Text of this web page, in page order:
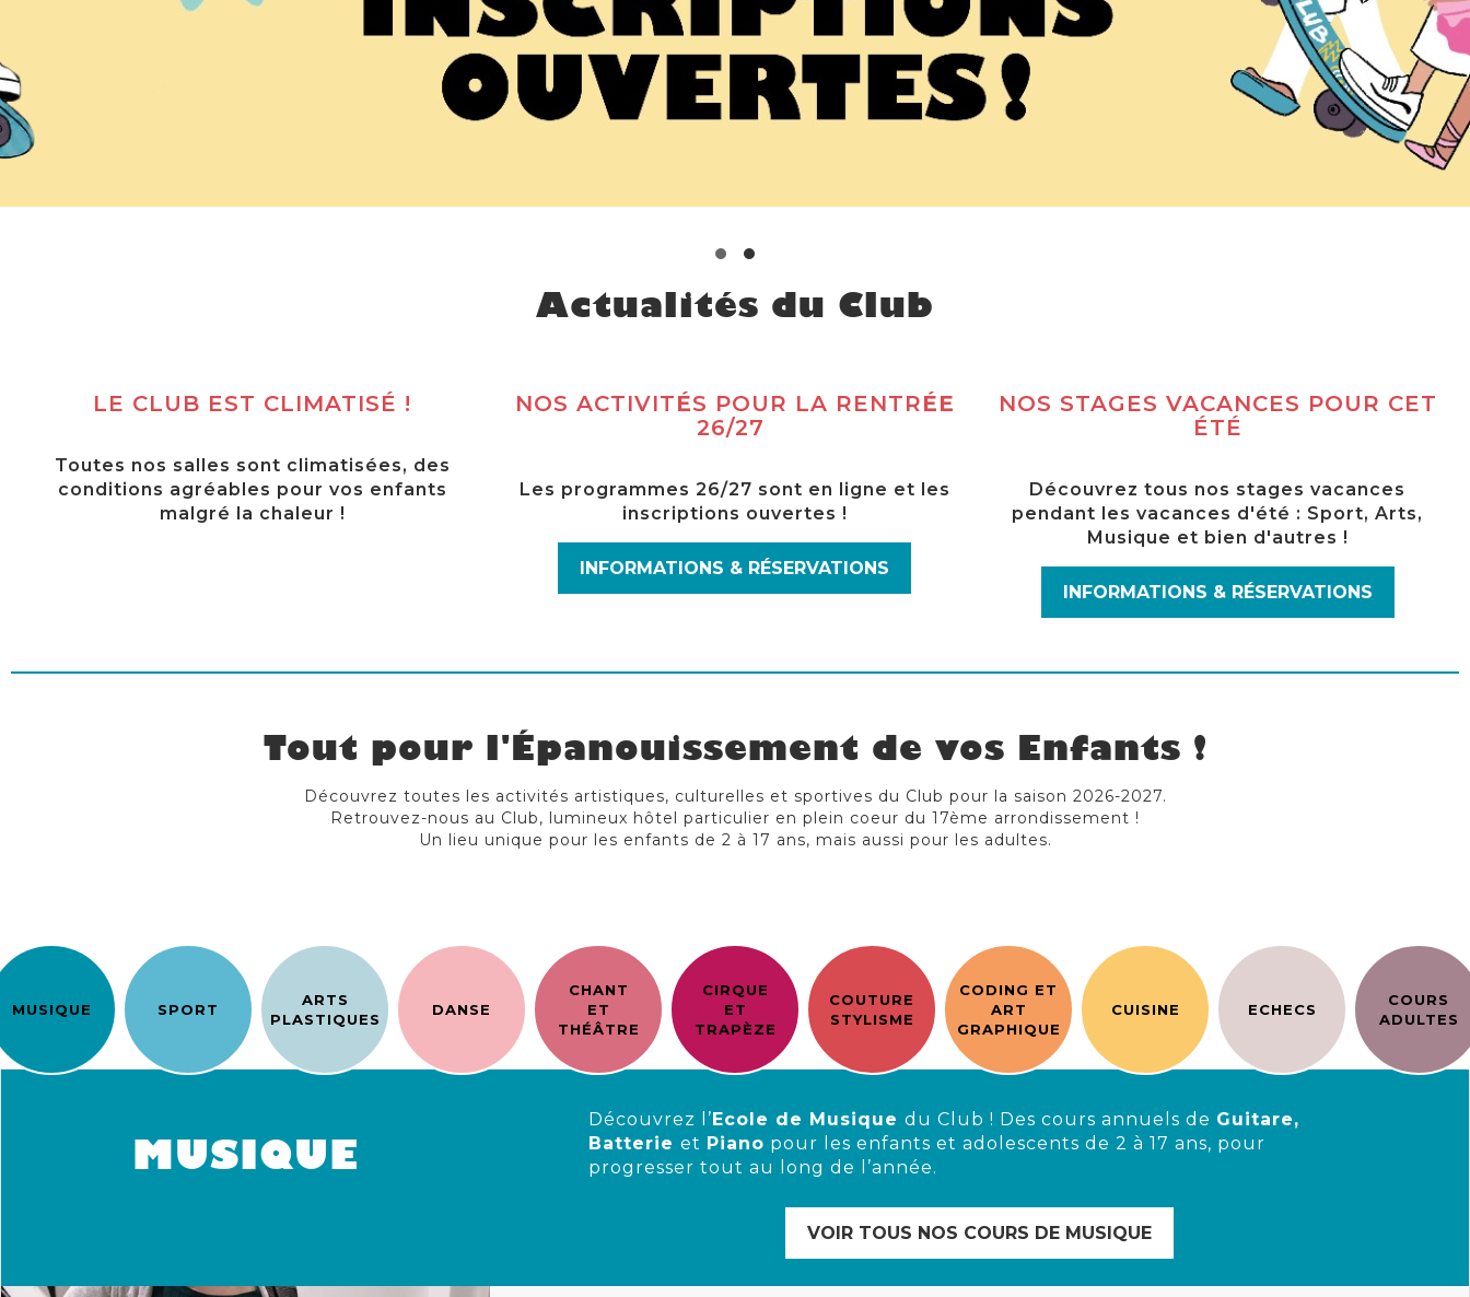
Actualités du Club
LE CLUB EST CLIMATISÉ !
Toutes nos salles sont climatisées, des
conditions agréables pour vos enfants
malgré la chaleur !
NOS ACTIVITÉS POUR LA RENTRÉE
26/27
Les programmes 26/27 sont en ligne et les
inscriptions ouvertes !
INFORMATIONS & RÉSERVATIONS
NOS STAGES VACANCES POUR CET
ÉTÉ
Découvrez tous nos stages vacances
pendant les vacances d'été : Sport, Arts,
Musique et bien d'autres !
INFORMATIONS & RÉSERVATIONS
Tout pour l'Épanouissement de vos Enfants !
Découvrez toutes les activités artistiques, culturelles et sportives du Club pour la saison 2026-2027.
Retrouvez-nous au Club, lumineux hôtel particulier en plein coeur du 17ème arrondissement !
Un lieu unique pour les enfants de 2 à 17 ans, mais aussi pour les adultes.
MUSIQUE SPORT
ARTS
PLASTIQUES
DANSE
CHANT
ET
THÉÂTRE
CIRQUE
ET
TRAPÈZE
COUTURE
STYLISME
CODING ET
ART
GRAPHIQUE
CUISINE ECHECS
COURS
ADULTES
MUSIQUE
Découvrez l’ Ecole de Musique du Club ! Des cours annuels de Guitare,
Batterie et Piano pour les enfants et adolescents de 2 à 17 ans, pour
progresser tout au long de l’année.
VOIR TOUS NOS COURS DE MUSIQUE